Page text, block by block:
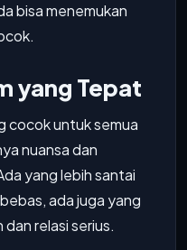
bisa menemukan
yang Tepat
cocok untuk semua
nuansa dan
yang lebih santai
ada juga yang
relasi serius.